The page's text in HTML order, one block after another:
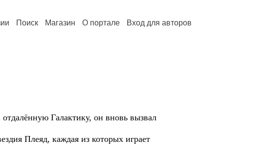
Поиск Магазин О портале Вход для авторов
Галактику, он вновь вызвал
Плеяд, каждая из которых играет